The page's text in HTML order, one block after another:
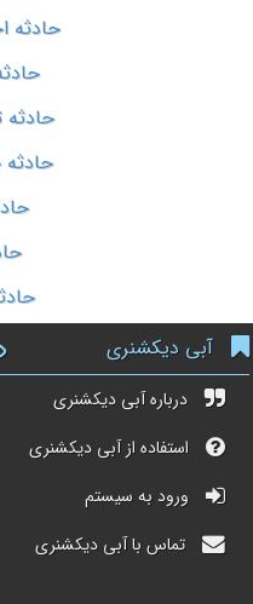
حادثه
حادثه
حادثه
آبی دیکشنری
درباره آبی دیکشنری
استفاده از آبی دیکشنری
ورود به سیستم
تماس با آبی دیکشنری